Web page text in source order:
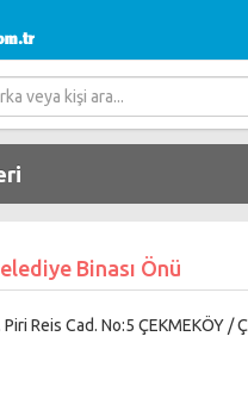
Binası Önü
Reis Cad. No:5 ÇEKMEKÖY /